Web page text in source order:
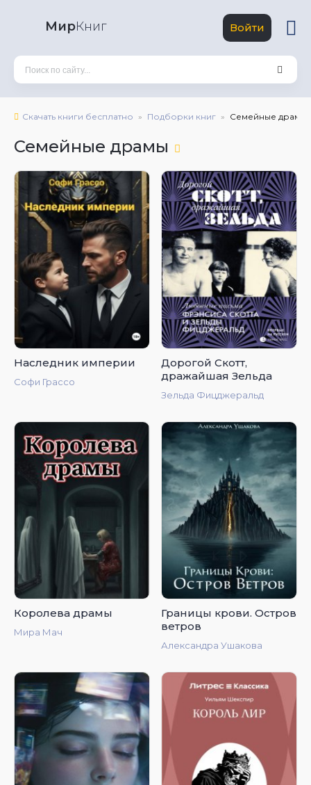
МирКниг Войти
Скачать книги бесплатно Подборки книг Семейные драмы
Семейные драмы
Наследник империи
Софи Грассо
Дорогой Скотт,
дражайшая Зельда
Зельда Фицджеральд
Королева драмы
Мира Мач
Границы крови. Остров
ветров
Александра Ушакова